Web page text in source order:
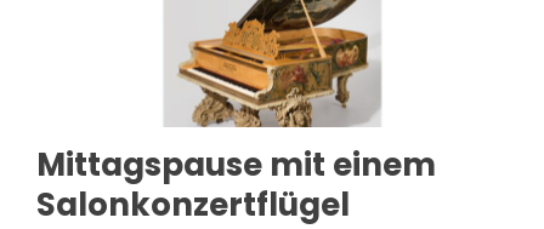
Mittagspause mit einem
Salonkonzertflügel